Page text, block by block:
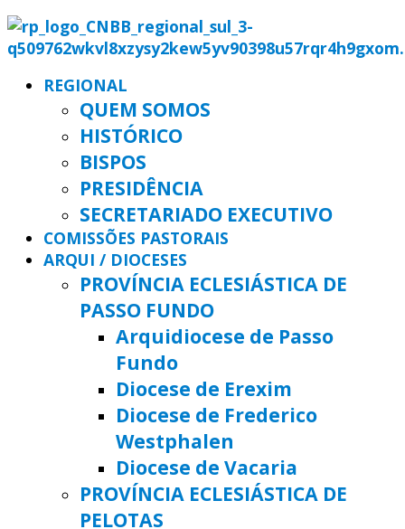
REGIONAL
QUEM SOMOS
HISTÓRICO
BISPOS
PRESIDÊNCIA
SECRETARIADO EXECUTIVO
COMISSÕES PASTORAIS
ARQUI / DIOCESES
PROVÍNCIA ECLESIÁSTICA DE
PASSO FUNDO
Arquidiocese de Passo
Fundo
Diocese de Erexim
Diocese de Frederico
Westphalen
Diocese de Vacaria
PROVÍNCIA ECLESIÁSTICA DE
PELOTAS